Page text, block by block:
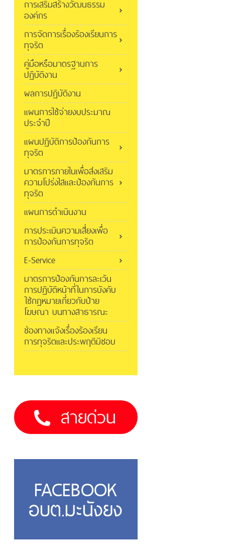
การเสริมสร้างวัฒนธรรม
องค์กร
การจัดการเรื่องร้องเรียนการ
ทุจริต
คู่มือหรือมาตรฐานการ
ปฏิบัติงาน
ผลการปฏิบัติงาน
แผนการใช้จ่ายงบประมาณ
ประจำปี
แผนปฏิบัติการป้องกันการ
ทุจริต
มาตรการภายในเพื่อส่งเสริม
ความโปร่งใสและป้องกันการ
ทุจริต
แผนการดำเนินงาน
การประเมินความเสี่ยงเพื่อ
การป้องกันการทุจริต
E-Service
มาตรการป้องกันการละเว้น
การปฏิบัติหน้าที่ในการบังคับ
ใช้กฎหมายเกี่ยวกับป้าย
โฆษณา บนทางสาธารณะ
ช่องทางแจ้งเรื่องร้องเรียน
การทุจริตและประพฤติมิชอบ
สายด่วน
FACEBOOK
อบต.มะนังยง